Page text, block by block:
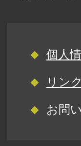
個人
リン
お問